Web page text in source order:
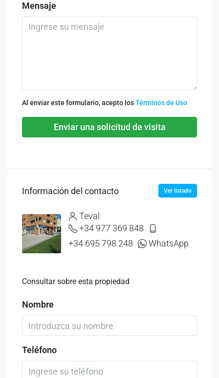
Mensaje
Al enviar este formulario, acepto losTérminos de Uso
Enviar una solicitud de visita
Información del contacto Ver listado
Teval
+34 977 369 848
+34 695 798 248
WhatsApp
Consultar sobre esta propiedad
Nombre
Teléfono